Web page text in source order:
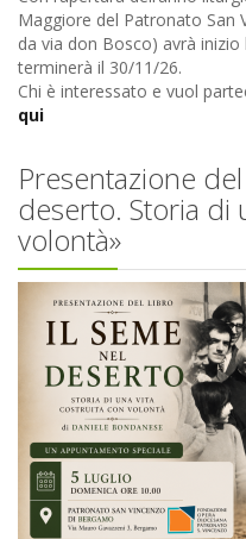
Maggiore del Patronato San
da via don Bosco) avrà inizio
terminerà il 30/11/26.
Chi è interessato e vuol
qui
Presentazione
deserto. Storia di
volontà»